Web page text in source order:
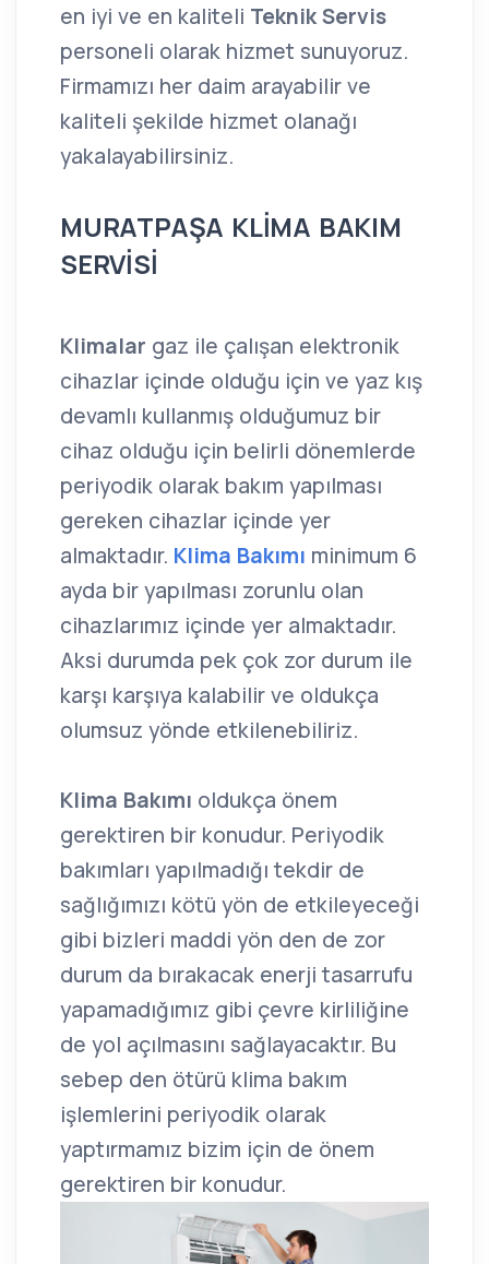
en iyi ve en kaliteli Teknik Servis
personeli olarak hizmet sunuyoruz.
Firmamızı her daim arayabilir ve
kaliteli şekilde hizmet olanağı
yakalayabilirsiniz.
MURATPAŞA KLİMA BAKIM
SERVİSİ
Klimalar gaz ile çalışan elektronik
cihazlar içinde olduğu için ve yaz kış
devamlı kullanmış olduğumuz bir
cihaz olduğu için belirli dönemlerde
periyodik olarak bakım yapılması
gereken cihazlar içinde yer
almaktadır. Klima Bakımı minimum 6
ayda bir yapılması zorunlu olan
cihazlarımız içinde yer almaktadır.
Aksi durumda pek çok zor durum ile
karşı karşıya kalabilir ve oldukça
olumsuz yönde etkilenebiliriz.
Klima Bakımı oldukça önem
gerektiren bir konudur. Periyodik
bakımları yapılmadığı tekdir de
sağlığımızı kötü yön de etkileyeceği
gibi bizleri maddi yön den de zor
durum da bırakacak enerji tasarrufu
yapamadığımız gibi çevre kirliliğine
de yol açılmasını sağlayacaktır. Bu
sebep den ötürü klima bakım
işlemlerini periyodik olarak
yaptırmamız bizim için de önem
gerektiren bir konudur.